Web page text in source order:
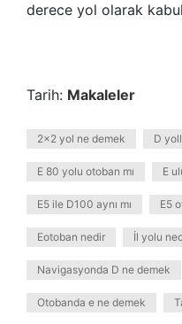
derece yol olarak
Tarih: Makaleler
2x2 yol ne demek D
E 80 yolu otoban mı E
E5 ile D100 aynı mı E5
Eotoban nedir İl yolu
Navigasyonda D ne demek
Otobanda e ne demek